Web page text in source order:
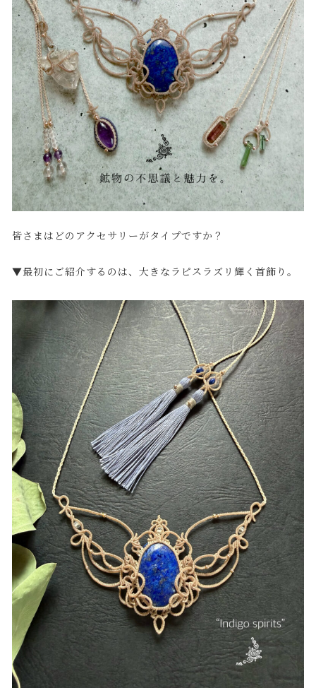
皆さまはどのアクセサリーがタイプですか？
▼最初にご紹介するのは、大きなラピスラズリ輝く首飾り。